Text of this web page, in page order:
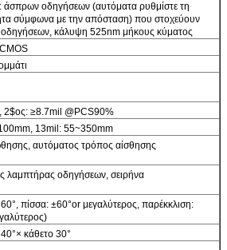
άσπρων οδηγήσεων (αυτόματα ρυθμίστε τη
σύμφωνα με την απόσταση) που στοχεύουν
οδηγήσεων, κάλυψη 525nm μήκους κύματος
2$ος: ≥8.7mil @PCS90%
13mil: 55~350mm
αυτόματος τρόπος αίσθησης
λαμπτήρας οδηγήσεων, σειρήνα
πίσσα: ±60°or μεγαλύτερος, παρέκκλιση:
40°× κάθετο 30°